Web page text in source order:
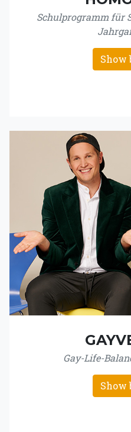
Schulprogramm für
Show
Gay-Life-
Show